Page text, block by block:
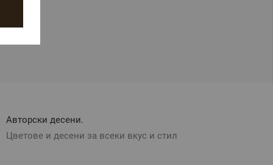
Авторски десени.
Цветове и десени за всеки вкус и стил